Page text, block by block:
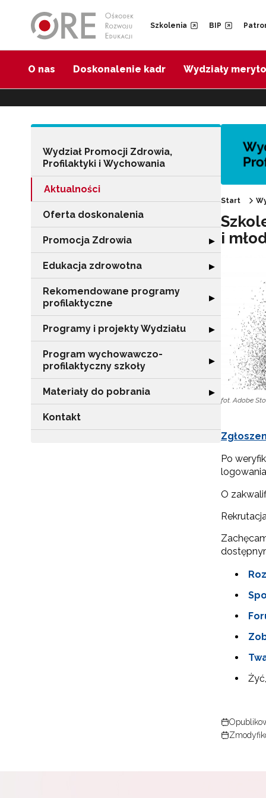
Szkolenia BIP
O nas Doskonalenie kadr Wydziały
Wydział Promocji Zdrowia,
Profilaktyki i Wychowania
Aktualności
Oferta doskonalenia
Promocja Zdrowia Rozwiń sekcję
▶
Edukacja zdrowotna Rozwiń sekcję
▶
Rekomendowane programy
profilaktyczne
Rozwiń sekcję
▶
Programy i projekty Wydziału Rozwiń sekcję
▶
Program wychowawczo-
profilaktyczny szkoły
Rozwiń sekcję
▶
Materiały do pobrania Rozwiń sekcję
▶
Kontakt
Start
i
fot. Adobe
Po
O